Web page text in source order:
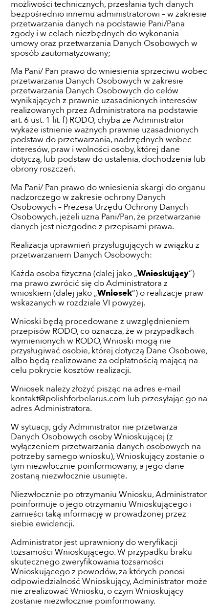
możliwości technicznych, przesłania tych danych
bezpośrednio innemu administratorowi – w zakresie
przetwarzania danych na podstawie Pani/Pana
zgody i w celach niezbędnych do wykonania
umowy oraz przetwarzania Danych Osobowych w
sposób zautomatyzowany;
Ma Pani/ Pan prawo do wniesienia sprzeciwu wobec
przetwarzania Danych Osobowych w zakresie
przetwarzania Danych Osobowych do celów
wynikających z prawnie uzasadnionych interesów
realizowanych przez Administratora na podstawie
art. 6 ust. 1 lit. f) RODO, chyba że Administrator
wykaże istnienie ważnych prawnie uzasadnionych
podstaw do przetwarzania, nadrzędnych wobec
interesów, praw i wolności osoby, której dane
dotyczą, lub podstaw do ustalenia, dochodzenia lub
obrony roszczeń.
Ma Pani/ Pan prawo do wniesienia skargi do organu
nadzorczego w zakresie ochrony Danych
Osobowych – Prezesa Urzędu Ochrony Danych
Osobowych, jeżeli uzna Pani/Pan, że przetwarzanie
danych jest niezgodne z przepisami prawa.
Realizacja uprawnień przysługujących w związku z
przetwarzaniem Danych Osobowych:
Każda osoba fizyczna (dalej jako „Wnioskujący”)
ma prawo zwrócić się do Administratora z
wnioskiem (dalej jako „Wniosek”) o realizacje praw
wskazanych w rozdziale VI powyżej.
Wnioski będą procedowane z uwzględnieniem
przepisów RODO, co oznacza, że w przypadkach
wymienionych w RODO, Wnioski mogą nie
przysługiwać osobie, której dotyczą Dane Osobowe,
albo będą realizowane za odpłatnością mającą na
celu pokrycie kosztów realizacji.
Wniosek należy złożyć pisząc na adres e-mail
kontakt@polishforbelarus.com lub przesyłając go na
adres Administratora.
W sytuacji, gdy Administrator nie przetwarza
Danych Osobowych osoby Wnioskującej (z
wyłączeniem przetwarzania danych osobowych na
potrzeby samego wniosku), Wnioskujący zostanie o
tym niezwłocznie poinformowany, a jego dane
zostaną niezwłocznie usunięte.
Niezwłocznie po otrzymaniu Wniosku, Administrator
poinformuje o jego otrzymaniu Wnioskującego i
zamieści taką informację w prowadzonej przez
siebie ewidencji.
Administrator jest uprawniony do weryfikacji
tożsamości Wnioskującego. W przypadku braku
skutecznego zweryfikowania tożsamości
Wnioskującego z powodów, za których ponosi
odpowiedzialność Wnioskujący, Administrator może
nie zrealizować Wniosku, o czym Wnioskujący
zostanie niezwłocznie poinformowany.